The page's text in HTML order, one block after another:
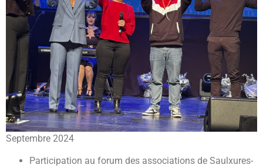
Septembre 2024
Participation au forum des associations de Saulxures-